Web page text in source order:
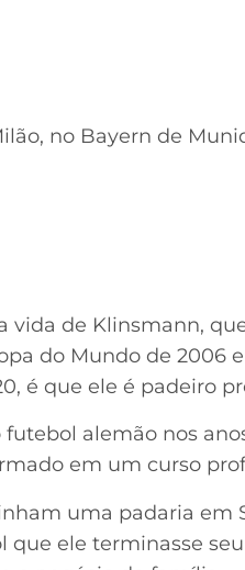
no Bayern de
vida de Klinsmann,
do Mundo de 2006
é que ele é padeiro
alemão nos
em um curso
uma padaria
ele terminasse